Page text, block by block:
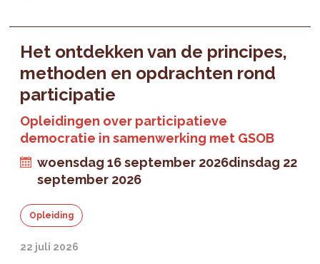
Het ontdekken van de principes,
methoden en opdrachten rond
participatie
Opleidingen over participatieve
democratie in samenwerking met GSOB
woensdag 16 september 2026dinsdag 22
september 2026
Opleiding
22 juli 2026